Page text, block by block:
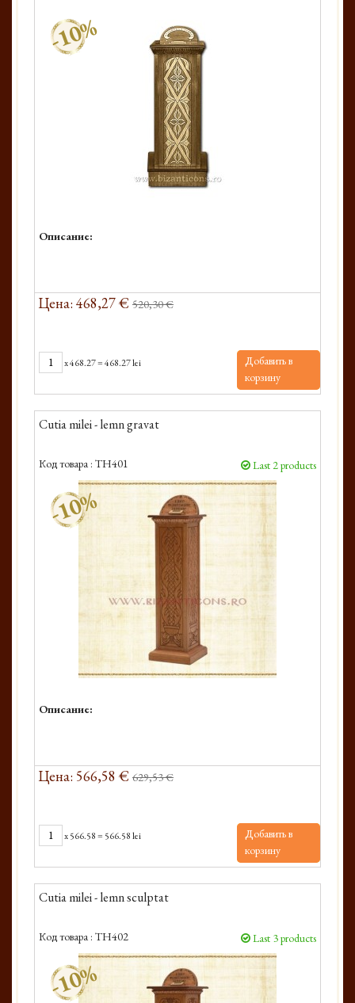
-10%
Описание:
Цена: 468,27 € 520,30 €
x468.27=468.27 lei
Добавить в
корзину
Cutia milei - lemn gravat
Код товара : TH401 Last 2 products
-10%
Описание:
Цена: 566,58 € 629,53 €
x566.58= 566.58 lei
Добавить в
корзину
Cutia milei - lemn sculptat
Код товара : TH402 Last 3 products
-10%